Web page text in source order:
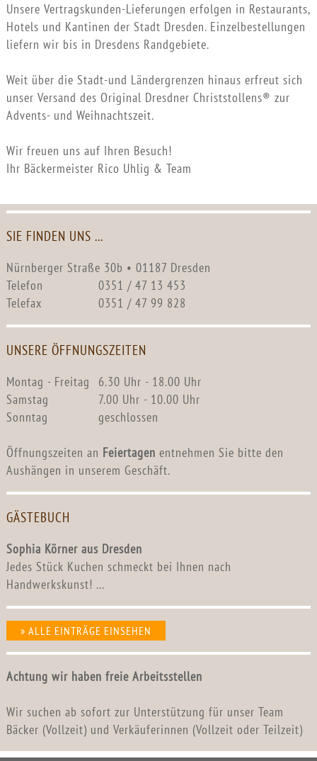
Unsere Vertragskunden-Lieferungen erfolgen in Restaurants,
Hotels und Kantinen der Stadt Dresden. Einzelbestellungen
liefern wir bis in Dresdens Randgebiete.
Weit über die Stadt-und Ländergrenzen hinaus erfreut sich
unser Versand des Original Dresdner Christstollens® zur
Advents- und Weihnachtszeit.
Wir freuen uns auf Ihren Besuch!
Ihr Bäckermeister Rico Uhlig & Team
SIE FINDEN UNS ...
Nürnberger Straße 30b • 01187 Dresden
Telefon
0351 / 47 13 453
Telefax
0351 / 47 99 828
UNSERE ÖFFNUNGSZEITEN
Montag - Freitag
6.30 Uhr - 18.00 Uhr
Samstag
7.00 Uhr - 10.00 Uhr
Sonntag
geschlossen
Öffnungszeiten an Feiertagen entnehmen Sie bitte den
Aushängen in unserem Geschäft.
GÄSTEBUCH
Sophia Körner aus Dresden
Jedes Stück Kuchen schmeckt bei Ihnen nach
Handwerkskunst! ...
» ALLE EINTRÄGE EINSEHEN
Achtung wir haben freie Arbeitsstellen
Wir suchen ab sofort zur Unterstützung für unser Team
Bäcker (Vollzeit) und Verkäuferinnen (Vollzeit oder Teilzeit)